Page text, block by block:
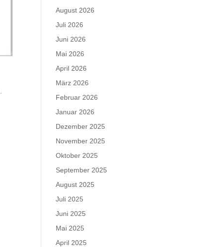
August 2026
Juli 2026
Juni 2026
Mai 2026
April 2026
März 2026
Februar 2026
Januar 2026
Dezember 2025
November 2025
Oktober 2025
September 2025
August 2025
Juli 2025
Juni 2025
Mai 2025
April 2025